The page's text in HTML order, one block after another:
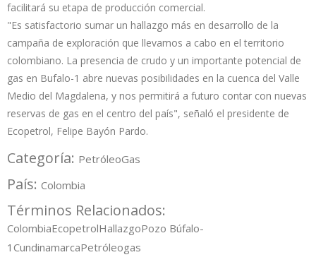
facilitará su etapa de producción comercial.
"Es satisfactorio sumar un hallazgo más en desarrollo de la
campaña de exploración que llevamos a cabo en el territorio
colombiano. La presencia de crudo y un importante potencial de
gas en Bufalo-1 abre nuevas posibilidades en la cuenca del Valle
Medio del Magdalena, y nos permitirá a futuro contar con nuevas
reservas de gas en el centro del país", señaló el presidente de
Ecopetrol, Felipe Bayón Pardo.
Categoría: PetróleoGas
País: Colombia
Términos Relacionados:
ColombiaEcopetrolHallazgoPozo Búfalo-
1 CundinamarcaPetróleogas